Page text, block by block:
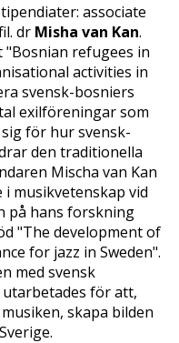
associate
dr Misha van Kan.
"Bosnian refugees in
activities in
svensk-bosniers
exilföreningar som
för hur svensk-
den traditionella
Mischa van Kan
musikvetenskap vid
på hans forskning
"The development of
for jazz in Sweden".
med svensk
för att,
skapa bilden